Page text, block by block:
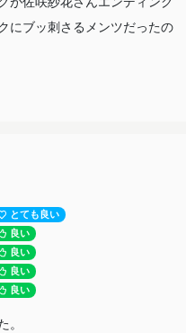
にブッ刺さるメンツだったの
とても良い
良い
良い
良い
良い